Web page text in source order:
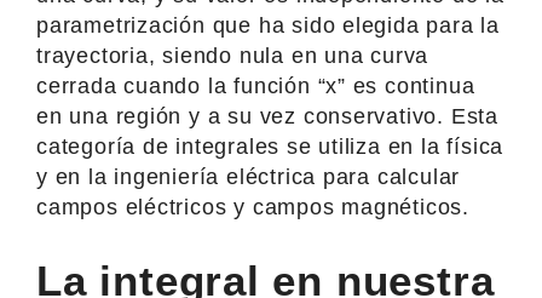
parametrización que ha sido elegida para la
trayectoria, siendo nula en una curva
cerrada cuando la función “x” es continua
en una región y a su vez conservativo. Esta
categoría de integrales se utiliza en la física
y en la ingeniería eléctrica para calcular
campos eléctricos y campos magnéticos.
La integral en nuestra